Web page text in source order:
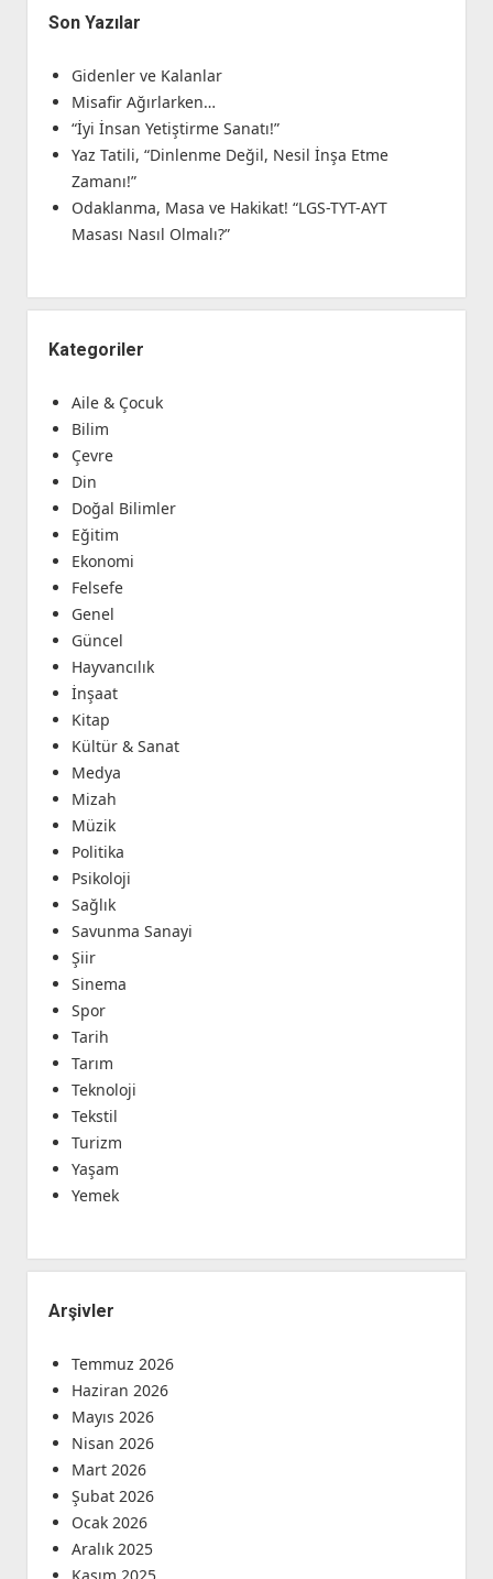
Son Yazılar
Gidenler ve Kalanlar
Misafir Ağırlarken…
“İyi İnsan Yetiştirme Sanatı!”
Yaz Tatili, “Dinlenme Değil, Nesil İnşa Etme
Zamanı!”
Odaklanma, Masa ve Hakikat! “LGS-TYT-AYT
Masası Nasıl Olmalı?”
Kategoriler
Aile & Çocuk
Bilim
Çevre
Din
Doğal Bilimler
Eğitim
Ekonomi
Felsefe
Genel
Güncel
Hayvancılık
İnşaat
Kitap
Kültür & Sanat
Medya
Mizah
Müzik
Politika
Psikoloji
Sağlık
Savunma Sanayi
Şiir
Sinema
Spor
Tarih
Tarım
Teknoloji
Tekstil
Turizm
Yaşam
Yemek
Arşivler
Temmuz 2026
Haziran 2026
Mayıs 2026
Nisan 2026
Mart 2026
Şubat 2026
Ocak 2026
Aralık 2025